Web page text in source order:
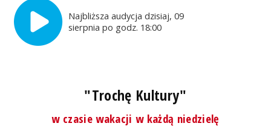
Najbliższa audycja dzisiaj, 09
sierpnia po godz. 18:00
"Trochę Kultury"
w czasie wakacji w każdą niedzielę